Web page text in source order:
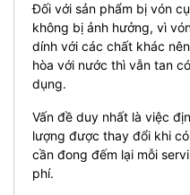
Đối với sản phẩm bị vón
không bị ảnh hưởng, vì
dính với các chất khác
hòa với nước thì vẫn tan
dụng.
Vấn đề duy nhất là việc
lượng được thay đổi khi
cần đong đếm lại mỗi
phí.